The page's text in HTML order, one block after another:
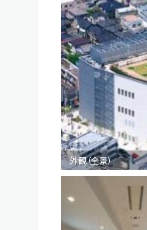
外観（全景）